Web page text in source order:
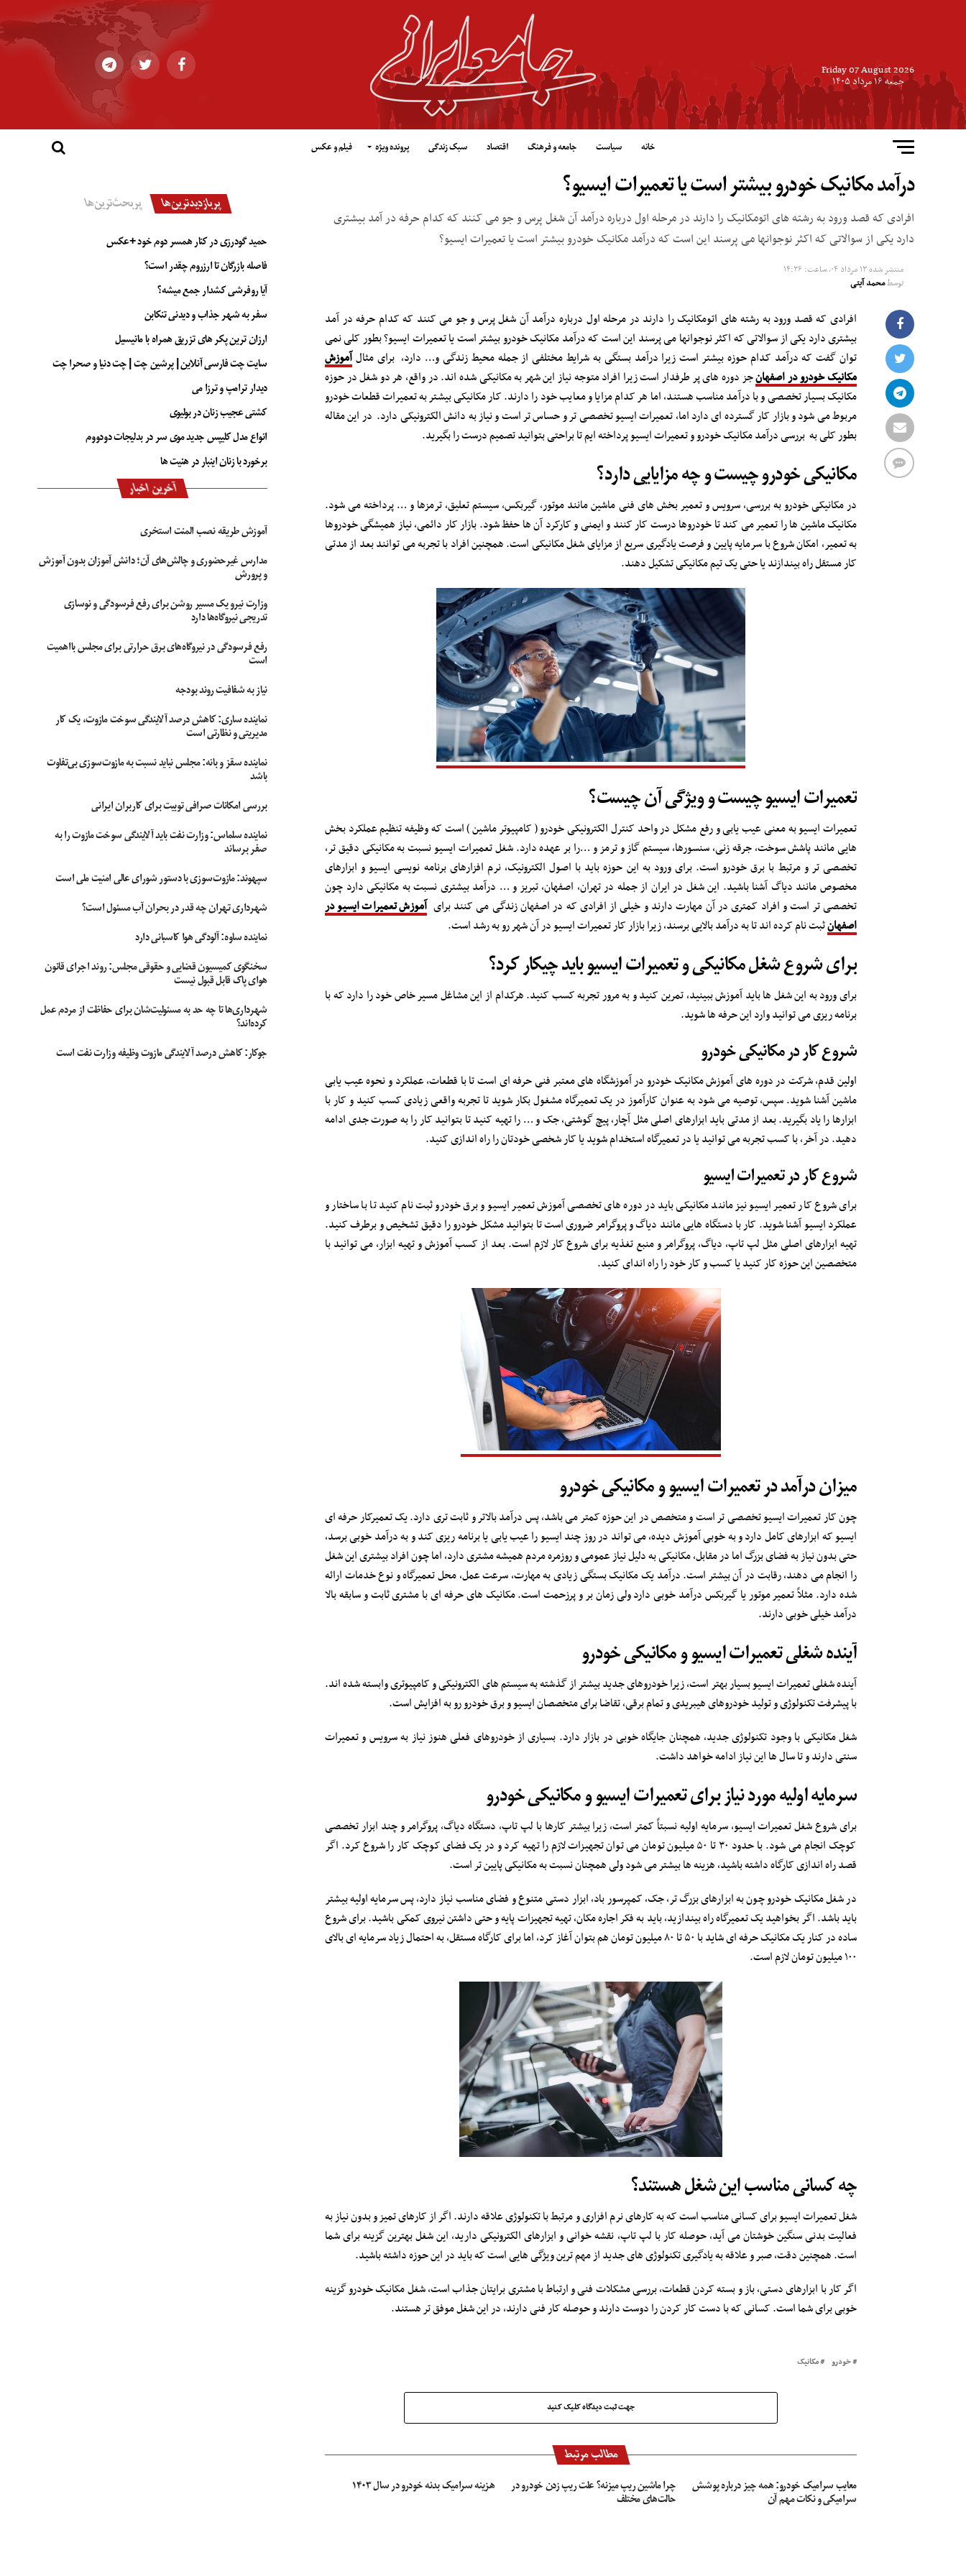
Friday 07 August 2026
جمعه ۱۶ مرداد ۱۴۰۵
خانه سیاست جامعه و فرهنگ اقتصاد سبک زندگی پرونده ویژه فیلم و عکس
درآمد مکانیک خودرو بیشتر است یا تعمیرات ایسیو؟
افرادی که قصد ورود به رشته های اتومکانیک را دارند در مرحله اول درباره درآمد آن شغل پرس و جو می کنند که کدام حرفه در آمد بیشتری
دارد یکی از سوالاتی که اکثر نوجوانها می پرسند این است که درآمد مکانیک خودرو بیشتر است یا تعمیرات ایسیو؟
منتشر شده۱۳ مرداد ۰۴, ساعت: ۱۴:۳۶
توسطمحمد آیتی
افرادی که قصد ورود به رشته های اتومکانیک را دارند در مرحله اول درباره درآمد آن شغل پرس و جو می کنند که کدام حرفه در آمد
بیشتری دارد یکی از سوالاتی که اکثر نوجوانها می پرسند این است که درآمد مکانیک خودرو بیشتر است یا تعمیرات ایسیو؟ بطور کلی نمی
توان گفت که درآمد کدام حوزه بیشتر است زیرا درآمد بستگی به شرایط مختلفی از جمله محیط زندگی و… دارد، برای مثالآموزش
مکانیک خودرو در اصفهانجز دوره های پر طرفدار است زیرا افراد متوجه نیاز این شهر به مکانیکی شده اند. در واقع، هر دو شغل در حوزه
مکانیک بسیار تخصصی و با درآمد مناسب هستند، اما هر کدام مزایا و معایب خود را دارند. کار مکانیکی بیشتر به تعمیرات قطعات خودرو
مربوط می شود و بازار کار گسترده ای دارد اما، تعمیرات ایسیو تخصصی تر و حساس تر است و نیاز به دانش الکترونیکی دارد. در این مقاله
بطور کلی به بررسی درآمد مکانیک خودرو و تعمیرات ایسیو پرداخته ایم تا براحتی بتوانید تصمیم درست را بگیرید.
مکانیکی خودرو چیست و چه مزایایی دارد؟
در مکانیکی خودرو به بررسی، سرویس و تعمیر بخش های فنی ماشین مانند موتور، گیربکس، سیستم تعلیق، ترمزها و … پرداخته می شود.
مکانیک ماشین ها را تعمیر می کند تا خودروها درست کار کنند و ایمنی و کارکرد آن ها حفظ شود. بازار کار دائمی، نیاز همیشگی خودروها
به تعمیر، امکان شروع با سرمایه پایین و فرصت یادگیری سریع از مزایای شغل مکانیکی است. همچنین افراد با تجربه می توانند بعد از مدتی
کار مستقل راه بیندازند یا حتی یک تیم مکانیکی تشکیل دهند.
تعمیرات ایسیو چیست و ویژگی آن چیست؟
تعمیرات ایسیو به معنی عیب یابی و رفع مشکل در واحد کنترل الکترونیکی خودرو ( کامپیوتر ماشین ) است که وظیفه تنظیم عملکرد بخش
هایی مانند پاشش سوخت، جرقه زنی، سنسورها، سیستم گاز و ترمز و …را بر عهده دارد. شغل تعمیرات ایسیو نسبت به مکانیکی دقیق تر،
تخصصی تر و مرتبط با برق خودرو است. برای ورود به این حوزه باید با اصول الکترونیک، نرم افزارهای برنامه نویسی ایسیو و ابزارهای
مخصوص مانند دیاگ آشنا باشید. این شغل در ایران از جمله در تهران، اصفهان، تبریز و … درآمد بیشتری نسبت به مکانیکی دارد چون
تخصصی تر است و افراد کمتری در آن مهارت دارند و خیلی از افرادی که در اصفهان زندگی می کنند برایآموزش تعمیرات ایسیو در
اصفهانثبت نام کرده اند تا به درآمد بالایی برسند، زیرا بازار کار تعمیرات ایسیو در آن شهر رو به رشد است.
برای شروع شغل مکانیکی و تعمیرات ایسیو باید چیکار کرد؟
برای ورود به این شغل ها باید آموزش ببینید، تمرین کنید و به مرور تجربه کسب کنید. هرکدام از این مشاغل مسیر خاص خود را دارد که با
برنامه ریزی می توانید وارد این حرفه ها شوید.
شروع کار در مکانیکی خودرو
اولین قدم، شرکت در دوره های آموزش مکانیک خودرو در آموزشگاه های معتبر فنی حرفه ای است تا با قطعات، عملکرد و نحوه عیب یابی
ماشین آشنا شوید. سپس، توصیه می شود به عنوان کارآموز در یک تعمیرگاه مشغول بکار شوید تا تجربه واقعی زیادی کسب کنید و کار با
ابزارها را یاد بگیرید. بعد از مدتی باید ابزارهای اصلی مثل آچار، پیچ گوشتی، جک و … را تهیه کنید تا بتوانید کار را به صورت جدی ادامه
دهید. در آخر، با کسب تجربه می توانید یا در تعمیرگاه استخدام شوید یا کار شخصی خودتان را راه اندازی کنید.
شروع کار در تعمیرات ایسیو
برای شروع کار تعمیر ایسیو نیز مانند مکانیکی باید در دوره های تخصصی آموزش تعمیر ایسیو و برق خودرو ثبت نام کنید تا با ساختار و
عملکرد ایسیو آشنا شوید. کار با دستگاه هایی مانند دیاگ و پروگرامر ضروری است تا بتوانید مشکل خودرو را دقیق تشخیص و برطرف کنید.
تهیه ابزارهای اصلی مثل لپ تاپ، دیاگ، پروگرامر و منبع تغذیه برای شروع کار لازم است. بعد از کسب آموزش و تهیه ابزار، می توانید با
متخصصین این حوزه کار کنید یا کسب و کار خود را راه اندای کنید.
میزان درآمد در تعمیرات ایسیو و مکانیکی خودرو
چون کار تعمیرات ایسیو تخصصی تر است و متخصص در این حوزه کمتر می باشد، پس درآمد بالاتر و ثابت تری دارد. یک تعمیرکار حرفه ای
ایسیو که ابزارهای کامل دارد و به خوبی آموزش دیده، می تواند در روز چند ایسیو را عیب یابی یا برنامه ریزی کند و به درآمد خوبی برسد،
حتی بدون نیاز به فضای بزرگ اما در مقابل، مکانیکی به دلیل نیاز عمومی و روزمره مردم همیشه مشتری دارد، اما چون افراد بیشتری این شغل
را انجام می دهند، رقابت در آن بیشتر است. درآمد یک مکانیک بستگی زیادی به مهارت، سرعت عمل، محل تعمیرگاه و نوع خدمات ارائه
شده دارد. مثلاً تعمیر موتور یا گیربکس درآمد خوبی دارد ولی زمان بر و پرزحمت است. مکانیک های حرفه ای با مشتری ثابت و سابقه بالا
درآمد خیلی خوبی دارند.
آینده شغلی تعمیرات ایسیو و مکانیکی خودرو
آینده شغلی تعمیرات ایسیو بسیار بهتر است، زیرا خودروهای جدید بیشتر از گذشته به سیستم های الکترونیکی و کامپیوتری وابسته شده اند.
با پیشرفت تکنولوژی و تولید خودروهای هیبریدی و تمام برقی، تقاضا برای متخصصان ایسیو و برق خودرو رو به افزایش است.
شغل مکانیکی با وجود تکنولوژی جدید، همچنان جایگاه خوبی در بازار دارد. بسیاری از خودروهای فعلی هنوز نیاز به سرویس و تعمیرات
سنتی دارند و تا سال ها این نیاز ادامه خواهد داشت.
سرمایه اولیه مورد نیاز برای تعمیرات ایسیو و مکانیکی خودرو
برای شروع شغل تعمیرات ایسیو، سرمایه اولیه نسبتاً کمتر است، زیرا بیشتر کارها با لپ تاپ، دستگاه دیاگ، پروگرامر و چند ابزار تخصصی
کوچک انجام می شود. با حدود ۳۰ تا ۵۰ میلیون تومان می توان تجهیزات لازم را تهیه کرد و در یک فضای کوچک کار را شروع کرد. اگر
قصد راه اندازی کارگاه داشته باشید، هزینه ها بیشتر می شود ولی همچنان نسبت به مکانیکی پایین تر است.
در شغل مکانیک خودرو چون به ابزارهای بزرگ تر، جک، کمپرسور باد، ابزار دستی متنوع و فضای مناسب نیاز دارد، پس سرمایه اولیه بیشتر
باید باشد. اگر بخواهید یک تعمیرگاه راه بیندازید، باید به فکر اجاره مکان، تهیه تجهیزات پایه و حتی داشتن نیروی کمکی باشید. برای شروع
ساده در کنار یک مکانیک حرفه ای شاید با ۵۰ تا ۸۰ میلیون تومان هم بتوان آغاز کرد، اما برای کارگاه مستقل، به احتمال زیاد سرمایه ای بالای
۱۰۰ میلیون تومان لازم است.
چه کسانی مناسب این شغل هستند؟
شغل تعمیرات ایسیو برای کسانی مناسب است که به کارهای نرم افزاری و مرتبط با تکنولوژی علاقه دارند. اگر از کارهای تمیز و بدون نیاز به
فعالیت بدنی سنگین خوشتان می آید، حوصله کار با لپ تاپ، نقشه خوانی و ابزارهای الکترونیکی دارید، این شغل بهترین گزینه برای شما
است. همچنین دقت، صبر و علاقه به یادگیری تکنولوژی های جدید از مهم ترین ویژگی هایی است که باید در این حوزه داشته باشید.
اگر کار با ابزارهای دستی، باز و بسته کردن قطعات، بررسی مشکلات فنی و ارتباط با مشتری برایتان جذاب است، شغل مکانیک خودرو گزینه
خوبی برای شما است. کسانی که با دست کار کردن را دوست دارند و حوصله کار فنی دارند، در این شغل موفق تر هستند.
خودرو مکانیک
جهت ثبت دیدگاه کلیک کنید
مطالب مرتبط
معایب سرامیک خودرو: همه چیز درباره پوشش
سرامیکی و نکات مهم آن
چرا ماشین ریپ میزنه؟ علت ریپ زدن خودرو در
حالت‌های مختلف
هزینه سرامیک بدنه خودرو در سال ۱۴۰۳
پربازدیدترین‌ها پربحث‌ترین‌ها
حمید گودرزی در کنار همسر دوم خود +عکس
فاصله بازرگان تا ارزروم چقدر است؟
آیا روفرشی کشدار جمع میشه؟
سفر به شهر جذاب و دیدنی تنکابن
ارزان ترین پکر های تزریق همراه با مانیسیل
سایت چت فارسی آنلاین | پرشین چت | چت دنیا و صحرا چت
دیدار ترامپ و ترزا می
کشتی عجیب زنان در بولیوی
انواع مدل کلیپس جدید موی سر در بدلیجات دودووم
برخورد با زنان اینبار در هئیت ها
آخرین اخبار
آموزش طریقه نصب المنت استخری
مدارس غیرحضوری و چالش‌های آن؛ دانش آموزان بدون آموزش
و پرورش
وزارت نیرو یک مسیر روشن برای رفع فرسودگی و نوسازی
تدریجی نیروگاه‌ها دارد
رفع فرسودگی در نیروگاه‌های برق حرارتی برای مجلس بااهمیت
است
نیاز به شفافیت روند بودجه
نماینده ساری: کاهش درصد آلایندگی سوخت مازوت، یک کار
مدیریتی و نظارتی است
نماینده سقز و بانه: مجلس نباید نسبت به مازوت‌سوزی بی‌تفاوت
باشد
بررسی امکانات صرافی توبیت برای کاربران ایرانی
نماینده سلماس: وزارت نفت باید آلایندگی سوخت مازوت را به
صفر برساند
سپهوند:‌ مازوت‌سوزی با دستور شورای عالی امنیت ملی است
شهرداری تهران چه قدر در بحران آب مسئول است؟
نماینده ساوه: آلودگی هوا کاسبانی دارد
سخنگوی کمیسیون قضایی و حقوقی مجلس: روند اجرای قانون
هوای پاک قابل قبول نیست
شهرداری‌ها تا چه حد به مسئولیت‌شان برای حفاظت از مردم عمل
کرده‌اند؟
جوکار: کاهش درصد آلایندگی مازوت وظیفه وزارت نفت است